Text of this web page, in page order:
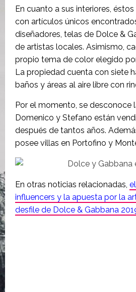
En cuanto a sus interiores,
con artículos únicos
diseñadores, telas de Dolce &
de artistas locales. Asimismo,
propio tema de color elegido
La propiedad cuenta con siete
baños y áreas al aire libre con
Por el momento, se desconoce
Domenico y Stefano están
después de tantos años.
posee villas en Portofino y
En otras noticias relacionadas,
influencers y la apuesta por la
desfile de Dolce & Gabbana